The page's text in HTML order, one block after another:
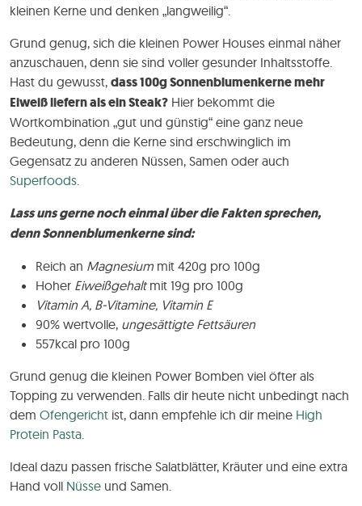
kleinen Kerne und denken „langweilig“.
Grund genug, sich die kleinen Power Houses einmal näher
anzuschauen, denn sie sind voller gesunder Inhaltsstoffe.
Hast du gewusst, dass 100g Sonnenblumenkerne mehr
Eiweiß liefern als ein Steak? Hier bekommt die
Wortkombination „gut und günstig“ eine ganz neue
Bedeutung, denn die Kerne sind erschwinglich im
Gegensatz zu anderen Nüssen, Samen oder auch
Superfoods.
Lass uns gerne noch einmal über die Fakten sprechen,
denn Sonnenblumenkerne sind:
Reich an Magnesiummit 420g pro 100g
Hoher Eiweißgehaltmit 19g pro 100g
Vitamin A, B-Vitamine, Vitamin E
90% wertvolle, ungesättigte Fettsäuren
557kcal pro 100g
Grund genug die kleinen Power Bomben viel öfter als
Topping zu verwenden. Falls dir heute nicht unbedingt nach
dem Ofengericht ist, dann empfehle ich dir meine High
Protein Pasta.
Ideal dazu passen frische Salatblätter, Kräuter und eine extra
Hand voll Nüsse und Samen.